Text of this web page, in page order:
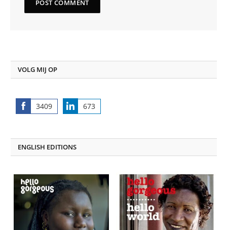
VOLG MIJ OP
3409
Share
673
Share
ENGLISH EDITIONS